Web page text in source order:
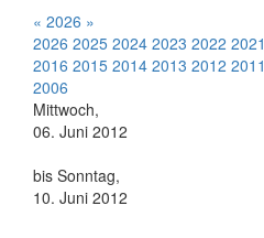
« 2026 »
2026 2025 2024 2023 2022 2021
2016 2015 2014 2013 2012 2011
2006
Mittwoch,
06. Juni 2012
bis Sonntag,
10. Juni 2012